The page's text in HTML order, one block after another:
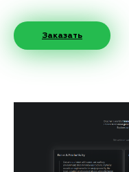
Заказать